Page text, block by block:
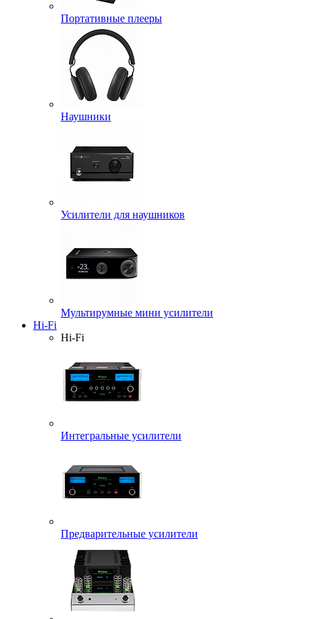
Портативные плееры
Наушники
Усилители для наушников
Мультирумные мини усилители
Hi-Fi
Hi-Fi
Интегральные усилители
Предварительные усилители